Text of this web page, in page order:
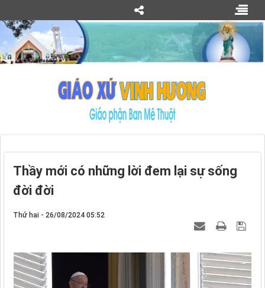
Thầy mới có những lời đem lại sự sống
đời đời
Thứ hai - 26/08/2024 05:52